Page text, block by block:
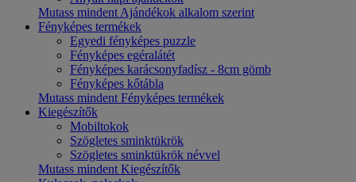
Mutass mindent Ajándékok alkalom szerint
Fényképes termékek
Egyedi fényképes puzzle
Fényképes egéralátét
Fényképes karácsonyfadísz - 8cm gömb
Fényképes kőtábla
Mutass mindent Fényképes termékek
Kiegészítők
Mobiltokok
Szögletes sminktükrök
Szögletes sminktükrök névvel
Mutass mindent Kiegészítők